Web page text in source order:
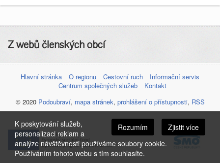
Z webů členských obcí
Hlavní stránka O regionu Cestovní ruch
Informační servis
Centrum společných služeb
Kontakt
© 2020 Podoubraví, mapa stránek, prohlášení o přístupnosti, RSS
Zjistit více
Rozumím
K poskytování služeb,
personalizaci reklam a
analýze návštěvnosti používáme soubory cookie.
Používáním tohoto webu s tím souhlasíte.